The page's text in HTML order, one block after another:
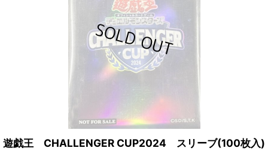
遊戯王 CHALLENGER CUP2024 スリーブ(100枚入)